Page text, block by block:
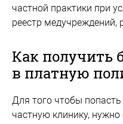
частной практики при
реестр
Как получить
в платную
Для того чтобы
частную клинику, нужно